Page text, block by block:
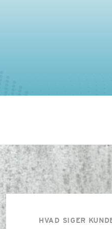
HVAD SIGER